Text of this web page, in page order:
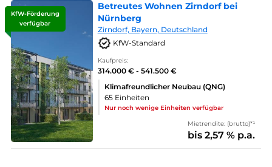
KfW-Förderung
verfügbar
Betreutes Wohnen Zirndorf bei
Nürnberg
Zirndorf, Bayern, Deutschland
KfW-Standard
Kaufpreis:
314.000 € - 541.500 €
Klimafreundlicher Neubau (QNG)
65 Einheiten
Nur noch wenige Einheiten verfügbar
Mietrendite: (brutto)*¹
bis 2,57 % p.a.